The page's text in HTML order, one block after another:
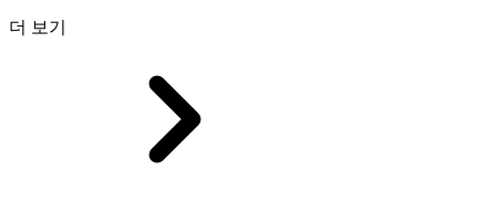
더 보기